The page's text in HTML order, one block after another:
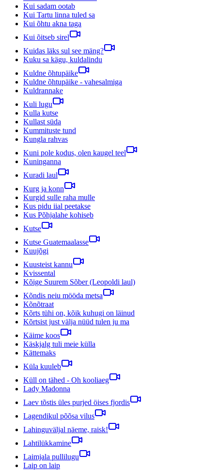
Kui sadam ootab
Kui Tartu linna tuled sa
Kui õhtu akna taga
Kui õitseb sirel
Kuidas läks sul see mäng?
Kuku sa kägu, kuldalindu
Kuldne õhtupäike
Kuldne õhtupäike - vahesalmiga
Kuldrannake
Kuli lugu
Kulla kutse
Kullast süda
Kummituste tund
Kungla rahvas
Kuni pole kodus, olen kaugel teel
Kuninganna
Kuradi laul
Kurg ja konn
Kurgid sulle raha mulle
Kus pidu iial peetakse
Kus Põhjalahe kohiseb
Kutse
Kutse Guatemaalasse
Kuujõgi
Kuusteist kannu
Kvissental
Kõige Suurem Sõber (Leopoldi laul)
Kõndis neiu mööda metsa
Kõnõtraat
Kõrts tühi on, kõik kuhugi on läinud
Kõrtsist just välja nüüd tulen ju ma
Käime koos
Käskjalg tuli meie külla
Kättemaks
Küla kuuleb
Küll on tähed - Oh kooliaeg
Lady Madonna
Laev tõstis üles purjed öises fjordis
Lagendikul põõsa vilus
Lahinguväljal näeme, raisk!
Lahtilükkamine
Laimjala pullilugu
Laip on laip